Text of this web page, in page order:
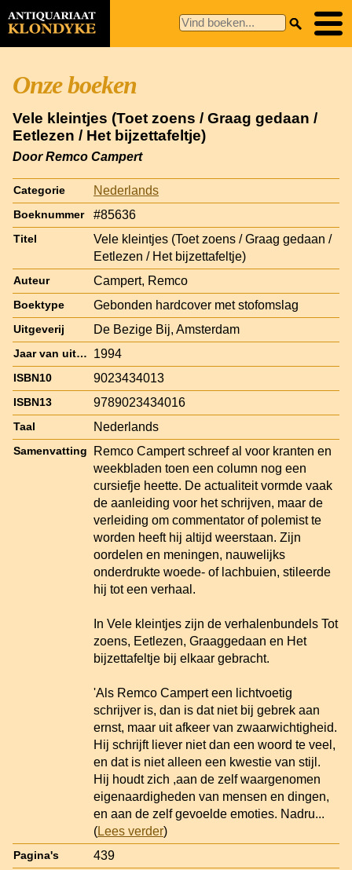
Onze boeken
Vele kleintjes (Toet zoens / Graag gedaan /
Eetlezen / Het bijzettafeltje)
Door Remco Campert
Categorie Nederlands
Boeknummer #85636
Titel
Vele kleintjes (Toet zoens / Graag gedaan /
Eetlezen / Het bijzettafeltje)
Auteur Campert, Remco
Boektype Gebonden hardcover met stofomslag
Uitgeverij De Bezige Bij, Amsterdam
Jaar van uitgave 1994
ISBN10 9023434013
ISBN13 9789023434016
Taal Nederlands
Samenvatting
Remco Campert schreef al voor kranten en
weekbladen toen een column nog een
cursiefje heette. De actualiteit vormde vaak
de aanleiding voor het schrijven, maar de
verleiding om commentator of polemist te
worden heeft hij altijd weerstaan. Zijn
oordelen en meningen, nauwelijks
onderdrukte woede- of lachbuien, stileerde
hij tot een verhaal.
In Vele kleintjes zijn de verhalenbundels Tot
zoens, Eetlezen, Graaggedaan en Het
bijzettafeltje bij elkaar gebracht.
'Als Remco Campert een lichtvoetig
schrijver is, dan is dat niet bij gebrek aan
ernst, maar uit afkeer van zwaarwichtigheid.
Hij schrijft liever niet dan een woord te veel,
en dat is niet alleen een kwestie van stijl.
Hij houdt zich ,aan de zelf waargenomen
eigenaardigheden van mensen en dingen,
en aan de zelf gevoelde emoties. Nadru...
(Lees verder)
Pagina's 439